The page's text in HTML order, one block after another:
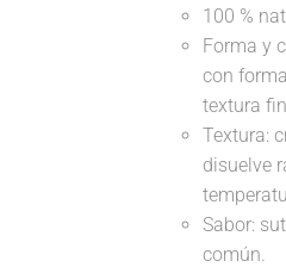
100 %
Forma y
con
textura
Textura:
disuelve
Sabor:
común.